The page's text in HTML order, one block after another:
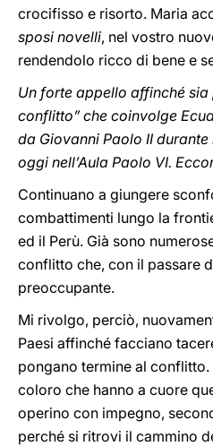
crocifisso e risorto. Maria
sposi novelli, nel vostro
rendendolo ricco di bene e
Un forte appello affinché sia
conflitto” che coinvolge
da Giovanni Paolo II durante
oggi nell’Aula Paolo VI.
Continuano a giungere
combattimenti lungo la
ed il Perù. Già sono
conflitto che, con il passare
preoccupante.
Mi rivolgo, perciò,
Paesi affinché facciano
pongano termine al
coloro che hanno a cuore
operino con impegno,
perché si ritrovi il cammino